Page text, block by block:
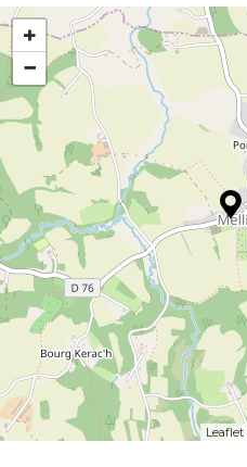
+
−
Leaflet